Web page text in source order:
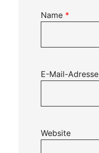
Name *
E-Mail-Adresse
Website